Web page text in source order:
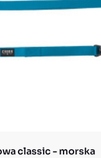
classic - morska